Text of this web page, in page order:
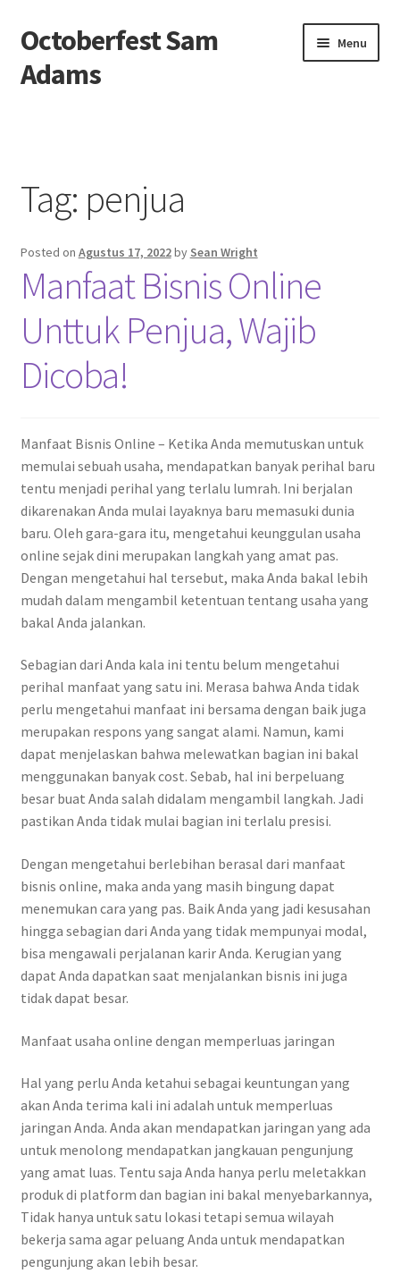
Skip
to
navigation
Skip
to
content
Octoberfest Sam
Adams
Menu
Contact us
Privacy Policy
Tag: penjua
Posted on Agustus 17, 2022by Sean Wright
Manfaat Bisnis Online
Unttuk Penjua, Wajib
Dicoba!
Manfaat Bisnis Online – Ketika Anda memutuskan untuk
memulai sebuah usaha, mendapatkan banyak perihal baru
tentu menjadi perihal yang terlalu lumrah. Ini berjalan
dikarenakan Anda mulai layaknya baru memasuki dunia
baru. Oleh gara-gara itu, mengetahui keunggulan usaha
online sejak dini merupakan langkah yang amat pas.
Dengan mengetahui hal tersebut, maka Anda bakal lebih
mudah dalam mengambil ketentuan tentang usaha yang
bakal Anda jalankan.
Sebagian dari Anda kala ini tentu belum mengetahui
perihal manfaat yang satu ini. Merasa bahwa Anda tidak
perlu mengetahui manfaat ini bersama dengan baik juga
merupakan respons yang sangat alami. Namun, kami
dapat menjelaskan bahwa melewatkan bagian ini bakal
menggunakan banyak cost. Sebab, hal ini berpeluang
besar buat Anda salah didalam mengambil langkah. Jadi
pastikan Anda tidak mulai bagian ini terlalu presisi.
Dengan mengetahui berlebihan berasal dari manfaat
bisnis online, maka anda yang masih bingung dapat
menemukan cara yang pas. Baik Anda yang jadi kesusahan
hingga sebagian dari Anda yang tidak mempunyai modal,
bisa mengawali perjalanan karir Anda. Kerugian yang
dapat Anda dapatkan saat menjalankan bisnis ini juga
tidak dapat besar.
Manfaat usaha online dengan memperluas jaringan
Hal yang perlu Anda ketahui sebagai keuntungan yang
akan Anda terima kali ini adalah untuk memperluas
jaringan Anda. Anda akan mendapatkan jaringan yang ada
untuk menolong mendapatkan jangkauan pengunjung
yang amat luas. Tentu saja Anda hanya perlu meletakkan
produk di platform dan bagian ini bakal menyebarkannya,
Tidak hanya untuk satu lokasi tetapi semua wilayah
bekerja sama agar peluang Anda untuk mendapatkan
pengunjung akan lebih besar.